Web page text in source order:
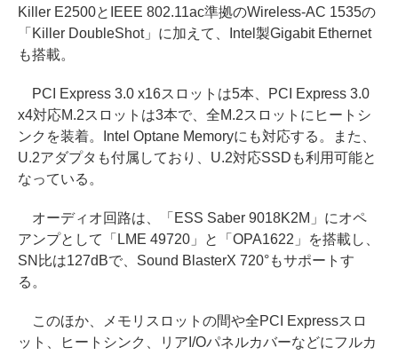
Killer E2500とIEEE 802.11ac準拠のWireless-AC 1535の
「Killer DoubleShot」に加えて、Intel製Gigabit Ethernet
も搭載。
PCI Express 3.0 x16スロットは5本、PCI Express 3.0
x4対応M.2スロットは3本で、全M.2スロットにヒートシ
ンクを装着。Intel Optane Memoryにも対応する。また、
U.2アダプタも付属しており、U.2対応SSDも利用可能と
なっている。
オーディオ回路は、「ESS Saber 9018K2M」にオペ
アンプとして「LME 49720」と「OPA1622」を搭載し、
SN比は127dBで、Sound BlasterX 720°もサポートす
る。
このほか、メモリスロットの間や全PCI Expressスロ
ット、ヒートシンク、リアI/Oパネルカバーなどにフルカ